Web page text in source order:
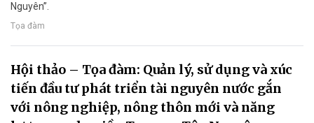
Nguyên”.
Tọa đàm
Hội thảo – Tọa đàm: Quản lý, sử dụng và xúc
tiến đầu tư phát triển tài nguyên nước gắn
với nông nghiệp, nông thôn mới và năng